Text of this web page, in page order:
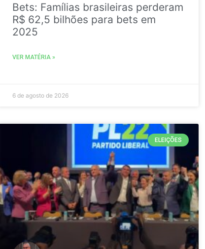
Bets: Famílias brasileiras perderam
R$ 62,5 bilhões para bets em
2025
VER MATÉRIA »
6 de agosto de 2026
ELEIÇÕES